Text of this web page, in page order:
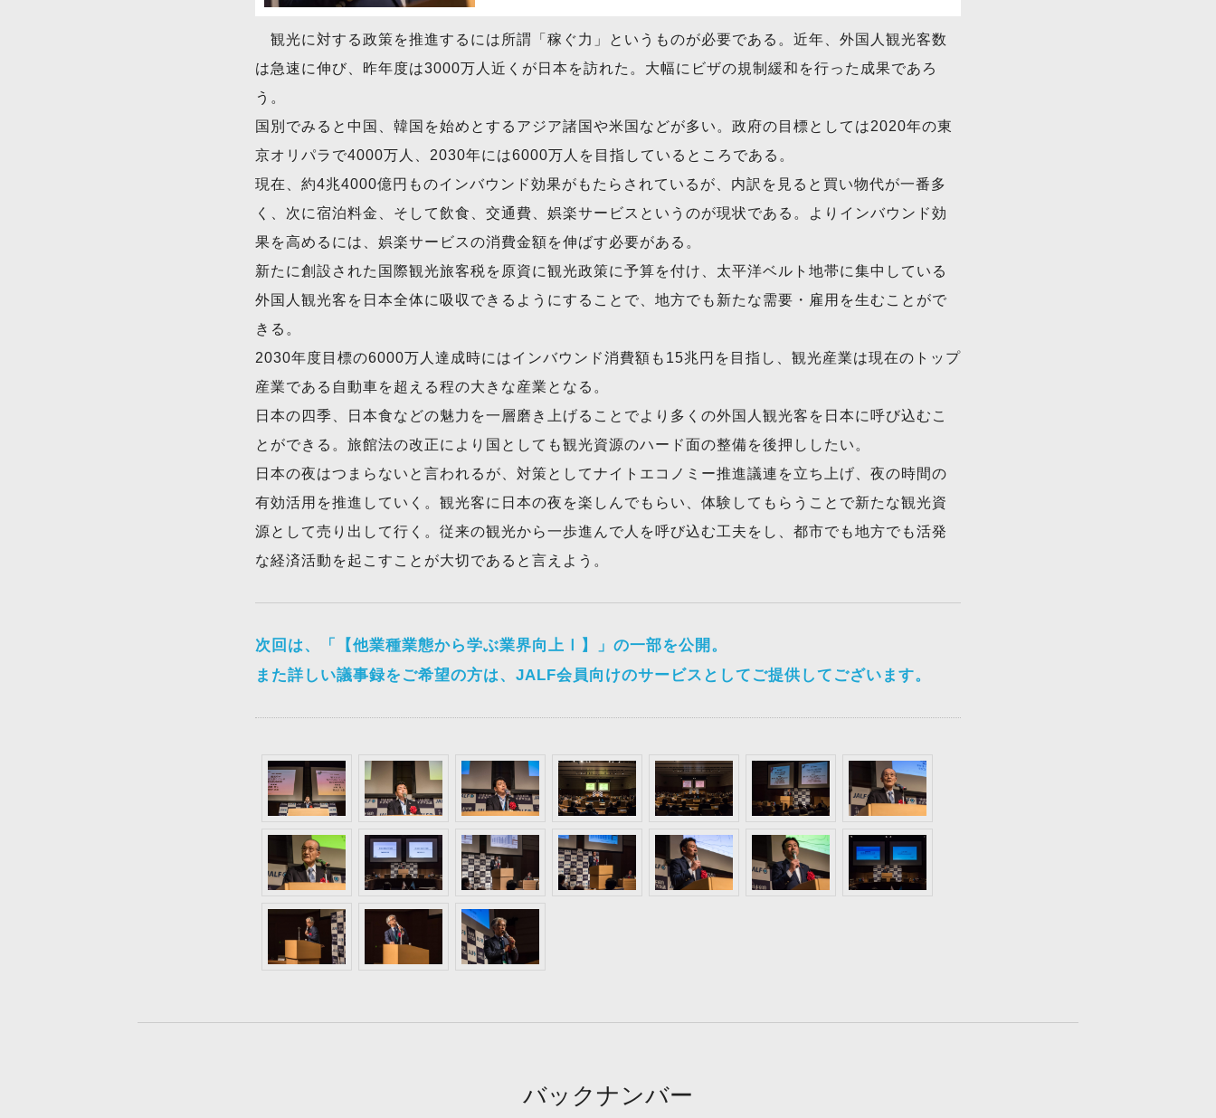
観光に対する政策を推進するには所謂「稼ぐ力」というものが必要である。近年、外国人観光客数
は急速に伸び、昨年度は3000万人近くが日本を訪れた。大幅にビザの規制緩和を行った成果であろ
う。
国別でみると中国、韓国を始めとするアジア諸国や米国などが多い。政府の目標としては2020年の東
京オリパラで4000万人、2030年には6000万人を目指しているところである。
現在、約4兆4000億円ものインバウンド効果がもたらされているが、内訳を見ると買い物代が一番多
く、次に宿泊料金、そして飲食、交通費、娯楽サービスというのが現状である。よりインバウンド効
果を高めるには、娯楽サービスの消費金額を伸ばす必要がある。
新たに創設された国際観光旅客税を原資に観光政策に予算を付け、太平洋ベルト地帯に集中している
外国人観光客を日本全体に吸収できるようにすることで、地方でも新たな需要・雇用を生むことがで
きる。
2030年度目標の6000万人達成時にはインバウンド消費額も15兆円を目指し、観光産業は現在のトップ
産業である自動車を超える程の大きな産業となる。
日本の四季、日本食などの魅力を一層磨き上げることでより多くの外国人観光客を日本に呼び込むこ
とができる。旅館法の改正により国としても観光資源のハード面の整備を後押ししたい。
日本の夜はつまらないと言われるが、対策としてナイトエコノミー推進議連を立ち上げ、夜の時間の
有効活用を推進していく。観光客に日本の夜を楽しんでもらい、体験してもらうことで新たな観光資
源として売り出して行く。従来の観光から一歩進んで人を呼び込む工夫をし、都市でも地方でも活発
な経済活動を起こすことが大切であると言えよう。
次回は、「 【他業種業態から学ぶ業界向上Ⅰ】
」の一部を公開。
また詳しい議事録をご希望の方は、JALF会員向けのサービスとしてご提供してございます。
バックナンバー